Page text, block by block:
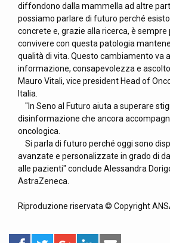
diffondono dalla mammella ad altre
possiamo parlare di futuro perché
concrete e, grazie alla ricerca, è sempre
convivere con questa patologia
qualità di vita. Questo cambiamento va
informazione, consapevolezza e
Mauro Vitali, vice president Head of
Italia.
"In Seno al Futuro aiuta a superare
disinformazione che ancora
oncologica.
Si parla di futuro perché oggi sono
avanzate e personalizzate in grado di
alle pazienti" conclude Alessandra
AstraZeneca.
Riproduzione riservata © Copyright